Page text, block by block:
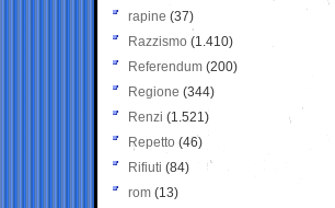
rapine (37)
Razzismo (1.410)
Referendum (200)
Regione (344)
Renzi (1.521)
Repetto (46)
Rifiuti (84)
rom (13)